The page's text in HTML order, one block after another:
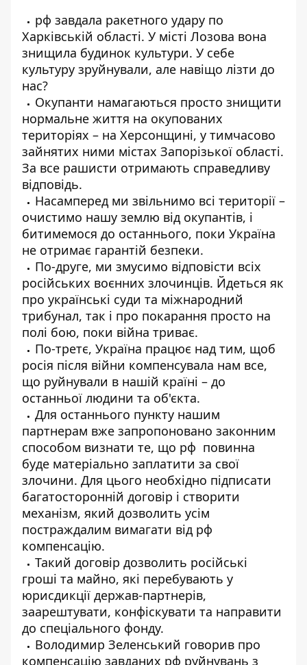
рф завдала ракетного удару по
Харківській області. У місті Лозова вона
знищила будинок культури. У себе
культуру зруйнували, але навіщо лізти до
нас?
Окупанти намагаються просто знищити
нормальне життя на окупованих
територіях – на Херсонщині, у тимчасово
зайнятих ними містах Запорізької області.
За все рашисти отримають справедливу
відповідь.
Насамперед ми звільнимо всі території –
очистимо нашу землю від окупантів, і
битимемося до останнього, поки Україна
не отримає гарантій безпеки.
По-друге, ми змусимо відповісти всіх
російських воєнних злочинців. Йдеться як
про українські суди та міжнародний
трибунал, так і про покарання просто на
полі бою, поки війна триває.
По-третє, Україна працює над тим, щоб
росія після війни компенсувала нам все,
що руйнували в нашій країні – до
останньої людини та об'єкта.
Для останнього пункту нашим
партнерам вже запропоновано законним
способом визнати те, що рф повинна
буде матеріально заплатити за свої
злочини. Для цього необхідно підписати
багатосторонній договір і створити
механізм, який дозволить усім
постраждалим вимагати від рф
компенсацію.
Такий договір дозволить російські
гроші та майно, які перебувають у
юрисдикції держав-партнерів,
заарештувати, конфіскувати та направити
до спеціального фонду.
Володимир Зеленський говорив про
компенсацію завданих рф руйнувань з